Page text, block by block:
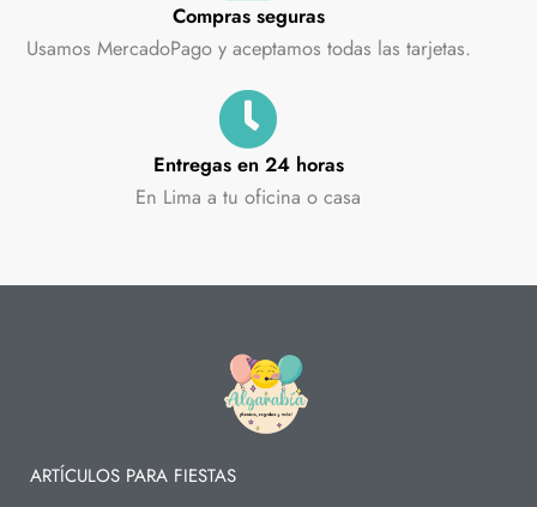
Compras seguras
Usamos MercadoPago y aceptamos todas las tarjetas.
Entregas en 24 horas
En Lima a tu oficina o casa
ARTÍCULOS PARA FIESTAS